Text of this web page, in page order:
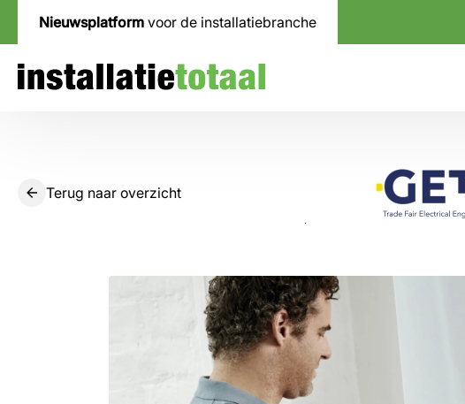
Nieuwsplatform voor de installatiebranche
Terug naar overzicht